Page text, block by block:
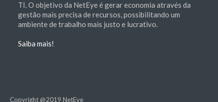
TI. O objetivo da NetEye é gerar economia através da
gestão mais precisa de recursos, possibilitando um
ambiente de trabalho mais justo e lucrativo.
Saiba mais!
Copyright @2019 NetEye